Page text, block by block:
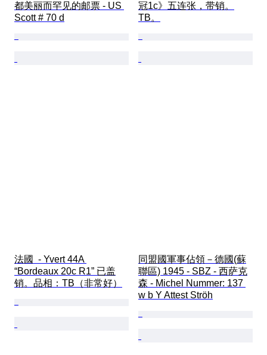
都美丽而罕见的邮票 - US
Scott # 70 d
冠1c》五连张，带销。
TB。
法國  - Yvert 44A
“Bordeaux 20c R1” 已盖
销。品相：TB（非常好）
同盟國軍事佔領－德國(蘇
聯區) 1945 - SBZ - 西萨克
森 - Michel Nummer: 137
w b Y Attest Ströh